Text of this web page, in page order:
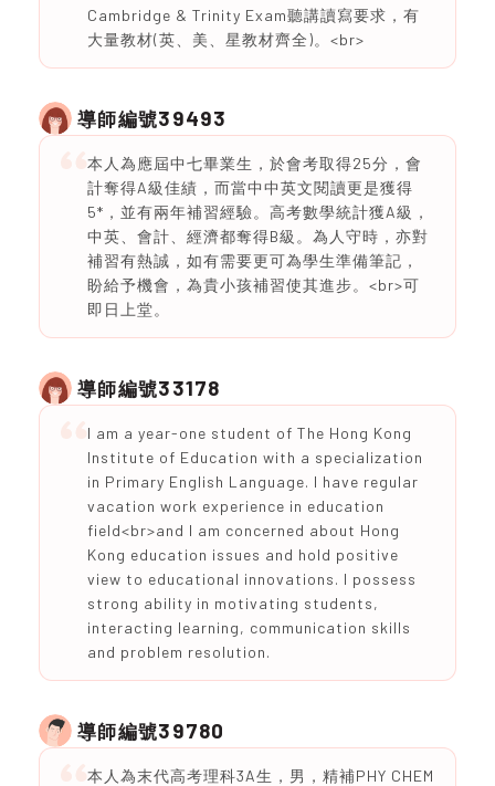
Cambridge & Trinity Exam聽講讀寫要求，有
大量教材(英、美、星教材齊全)。<br>
導師編號39493
本人為應屆中七畢業生，於會考取得25分，會
計奪得A級佳績，而當中中英文閱讀更是獲得
5*，並有兩年補習經驗。高考數學統計獲A級，
中英、會計、經濟都奪得B級。為人守時，亦對
補習有熱誠，如有需要更可為學生準備筆記，
盼給予機會，為貴小孩補習使其進步。<br>可
即日上堂。
導師編號33178
I am a year-one student of The Hong Kong
Institute of Education with a specialization
in Primary English Language. I have regular
vacation work experience in education
field<br>and I am concerned about Hong
Kong education issues and hold positive
view to educational innovations. I possess
strong ability in motivating students,
interacting learning, communication skills
and problem resolution.
導師編號39780
本人為末代高考理科3A生，男，精補PHY CHEM